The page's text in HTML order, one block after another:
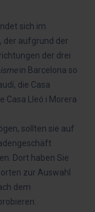
sich im
der aufgrund der
der drei
in Barcelona so
die Casa
Casa Lleó i Morera
sollten sie auf
Dort haben Sie
zur Auswahl
dem